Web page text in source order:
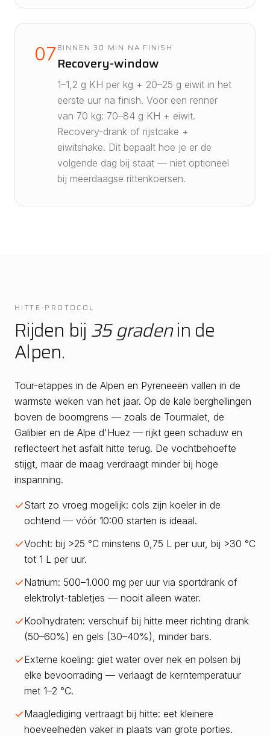
07 BINNEN 30 MIN NA FINISH
Recovery-window
1–1,2 g KH per kg + 20–25 g eiwit in het
eerste uur na finish. Voor een renner
van 70 kg: 70–84 g KH + eiwit.
Recovery-drank of rijstcake +
eiwitshake. Dit bepaalt hoe je er de
volgende dag bij staat — niet optioneel
bij meerdaagse rittenkoersen.
HITTE-PROTOCOL
Rijden bij 35 gradenin de
Alpen.
Tour-etappes in de Alpen en Pyreneeën vallen in de
warmste weken van het jaar. Op de kale berghellingen
boven de boomgrens — zoals de Tourmalet, de
Galibier en de Alpe d'Huez — rijkt geen schaduw en
reflecteert het asfalt hitte terug. De vochtbehoefte
stijgt, maar de maag verdraagt minder bij hoge
inspanning.
Start zo vroeg mogelijk: cols zijn koeler in de
ochtend — vóór 10:00 starten is ideaal.
Vocht: bij >25 °C minstens 0,75 L per uur, bij >30 °C
tot 1 L per uur.
Natrium: 500–1.000 mg per uur via sportdrank of
elektrolyt-tabletjes — nooit alleen water.
Koolhydraten: verschuif bij hitte meer richting drank
(50–60%) en gels (30–40%), minder bars.
Externe koeling: giet water over nek en polsen bij
elke bevoorrading — verlaagt de kerntemperatuur
met 1–2 °C.
Maaglediging vertraagt bij hitte: eet kleinere
hoeveelheden vaker in plaats van grote porties.